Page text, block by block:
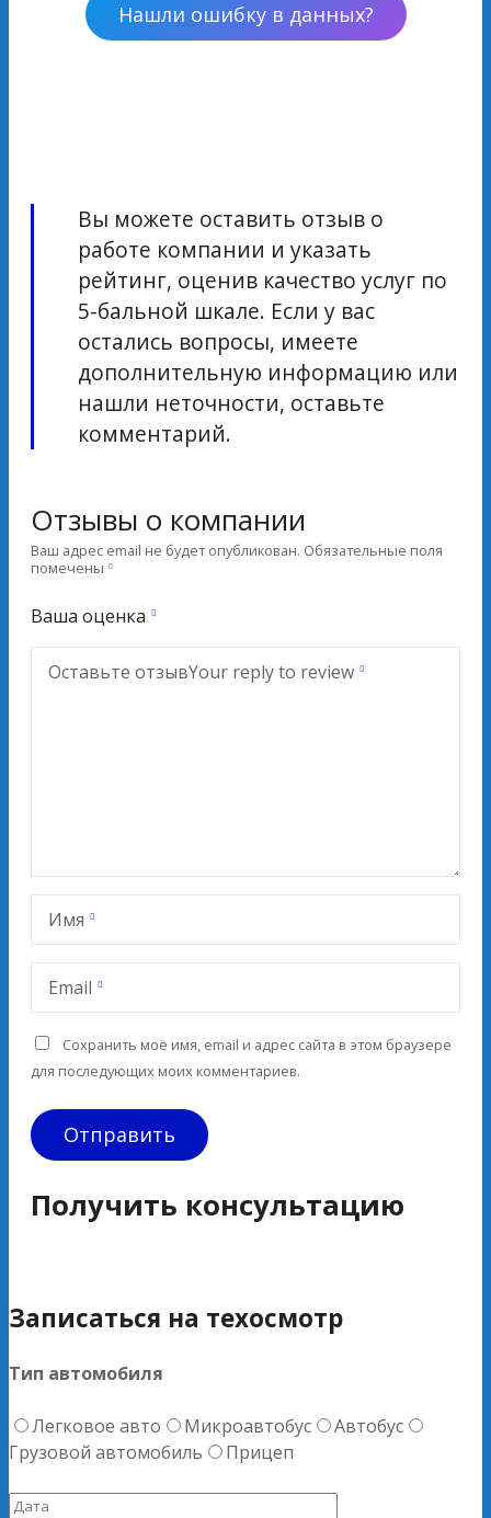
Нашли ошибку в данных?
Вы можете оставить отзыв о
работе компании и указать
рейтинг, оценив качество услуг по
5-бальной шкале. Если у вас
остались вопросы, имеете
дополнительную информацию или
нашли неточности, оставьте
комментарий.
Отзывы о компании
Ваш адрес email не будет опубликован. Обязательные поля
помечены
Ваша оценка
Оставьте отзывYour reply to review
Имя
Email
Сохранить моё имя, email и адрес сайта в этом браузере
для последующих моих комментариев.
Получить консультацию
Записаться на техосмотр
Тип автомобиля
Легковое авто Микроавтобус
Автобус
Грузовой автомобиль
Прицеп